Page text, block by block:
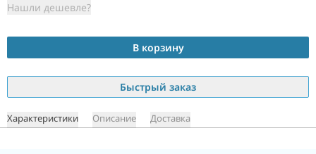
Нашли дешевле?
В корзину
Быстрый заказ
Характеристики Описание Доставка